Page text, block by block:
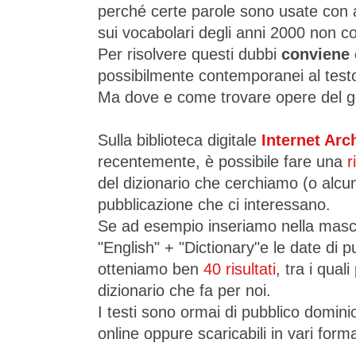
perché certe parole sono usate con
sui vocabolari degli anni 2000 non
Per risolvere questi dubbi conviene
possibilmente contemporanei al
Ma dove e come trovare opere del
Sulla biblioteca digitale Internet
recentemente, è possibile fare una
del dizionario che cerchiamo (o
pubblicazione che ci interessano.
Se ad esempio inseriamo nella
"English" + "Dictionary"e le date di
otteniamo ben 40 risultati, tra i quali
dizionario che fa per noi.
I testi sono ormai di pubblico
online oppure scaricabili in vari